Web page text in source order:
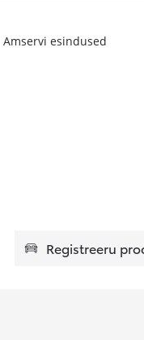
Amservi esindused
Registreeru